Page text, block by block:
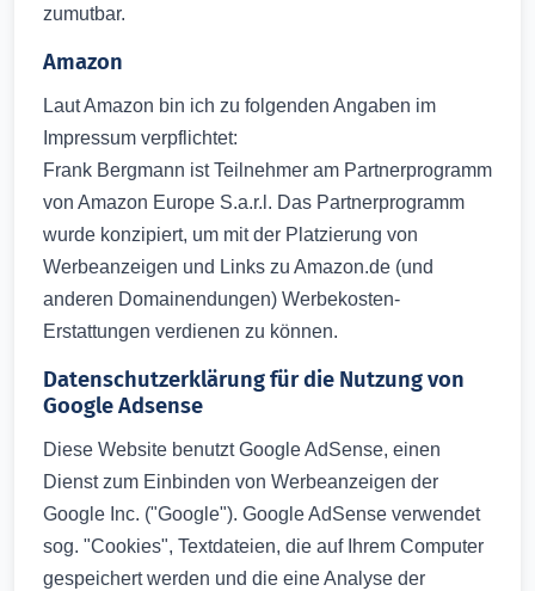
zumutbar.
Amazon
Laut Amazon bin ich zu folgenden Angaben im
Impressum verpflichtet:
Frank Bergmann ist Teilnehmer am Partnerprogramm
von Amazon Europe S.a.r.l. Das Partnerprogramm
wurde konzipiert, um mit der Platzierung von
Werbeanzeigen und Links zu Amazon.de (und
anderen Domainendungen) Werbekosten-
Erstattungen verdienen zu können.
Datenschutzerklärung für die Nutzung von
Google Adsense
Diese Website benutzt Google AdSense, einen
Dienst zum Einbinden von Werbeanzeigen der
Google Inc. ("Google"). Google AdSense verwendet
sog. "Cookies", Textdateien, die auf Ihrem Computer
gespeichert werden und die eine Analyse der